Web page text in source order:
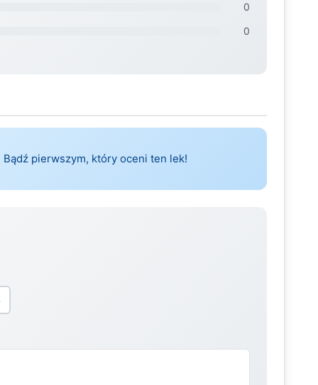
0
0
pierwszym, który oceni ten lek!